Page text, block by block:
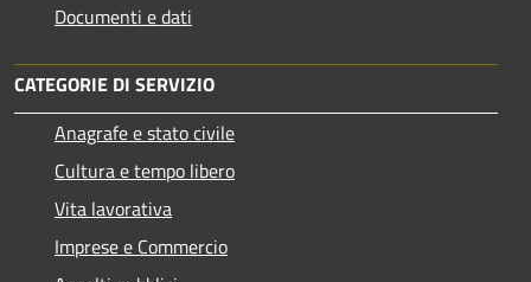
Documenti e dati
CATEGORIE DI SERVIZIO
Anagrafe e stato civile
Cultura e tempo libero
Vita lavorativa
Imprese e Commercio